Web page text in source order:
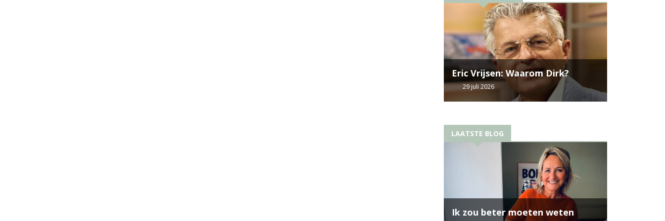
Eric Vrijsen: Waarom Dirk?
29 juli 2026
LAATSTE BLOG
Ik zou beter moeten weten